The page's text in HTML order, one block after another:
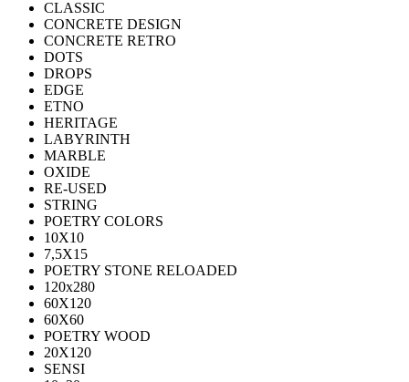
CLASSIC
CONCRETE DESIGN
CONCRETE RETRO
DOTS
DROPS
EDGE
ETNO
HERITAGE
LABYRINTH
MARBLE
OXIDE
RE-USED
STRING
POETRY COLORS
10Х10
7,5Х15
POETRY STONE RELOADED
120x280
60Х120
60Х60
POETRY WOOD
20Х120
SENSI